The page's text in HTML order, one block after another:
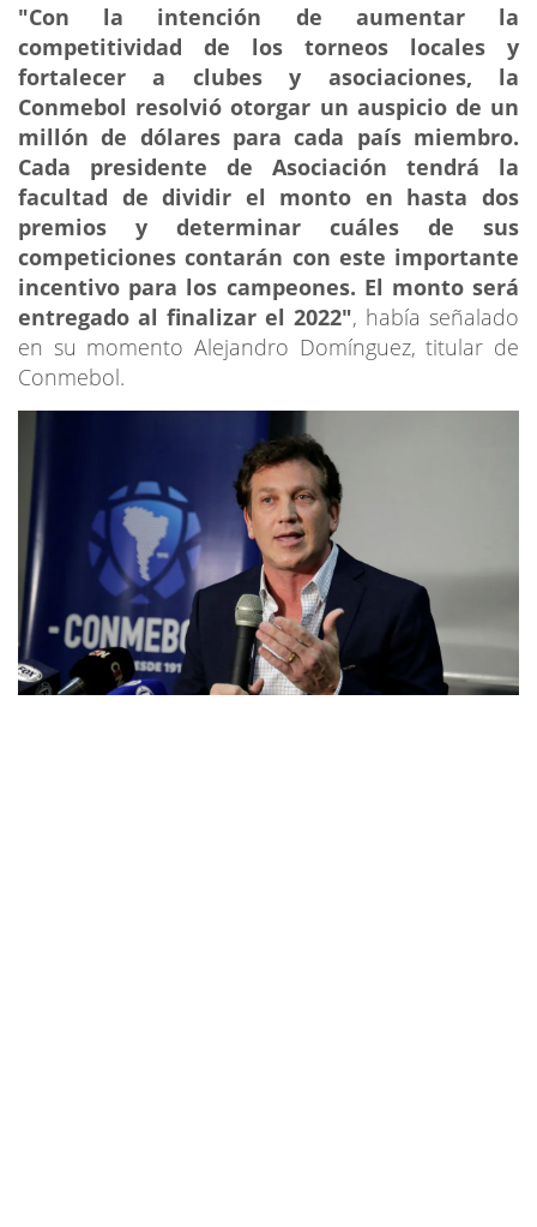
"Con la intención de aumentar la
competitividad de los torneos locales y
fortalecer a clubes y asociaciones, la
Conmebol resolvió otorgar un auspicio de un
millón de dólares para cada país miembro.
Cada presidente de Asociación tendrá la
facultad de dividir el monto en hasta dos
premios y determinar cuáles de sus
competiciones contarán con este importante
incentivo para los campeones. El monto será
entregado al finalizar el 2022", había señalado
en su momento Alejandro Domínguez, titular de
Conmebol.